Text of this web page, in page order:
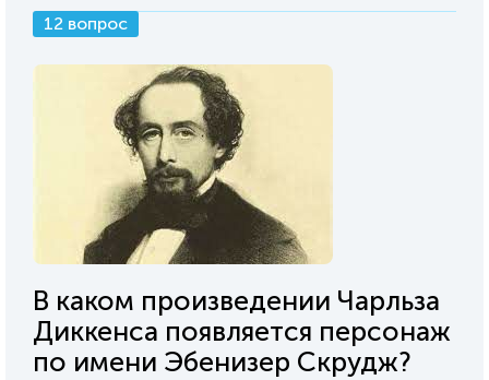
12 вопрос
В каком произведении Чарльза
Диккенса появляется персонаж
по имени Эбенизер Скрудж?